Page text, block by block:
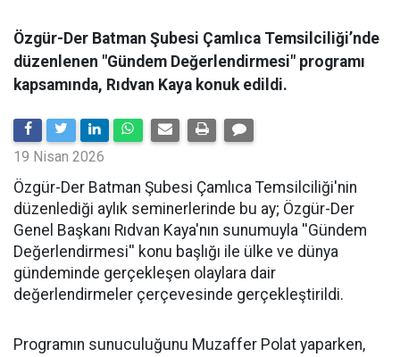
Özgür-Der Batman Şubesi Çamlıca Temsilciliği’nde
düzenlenen "Gündem Değerlendirmesi" programı
kapsamında, Rıdvan Kaya konuk edildi.
19 Nisan 2026
​Özgür-Der Batman Şubesi Çamlıca Temsilciliği'nin
düzenlediği aylık seminerlerinde bu ay; Özgür-Der
Genel Başkanı Rıdvan Kaya'nın sunumuyla ''Gündem
Değerlendirmesi'' konu başlığı ile ülke ve dünya
gündeminde gerçekleşen olaylara dair
değerlendirmeler çerçevesinde gerçekleştirildi.
Programın sunuculuğunu Muzaffer Polat yaparken,